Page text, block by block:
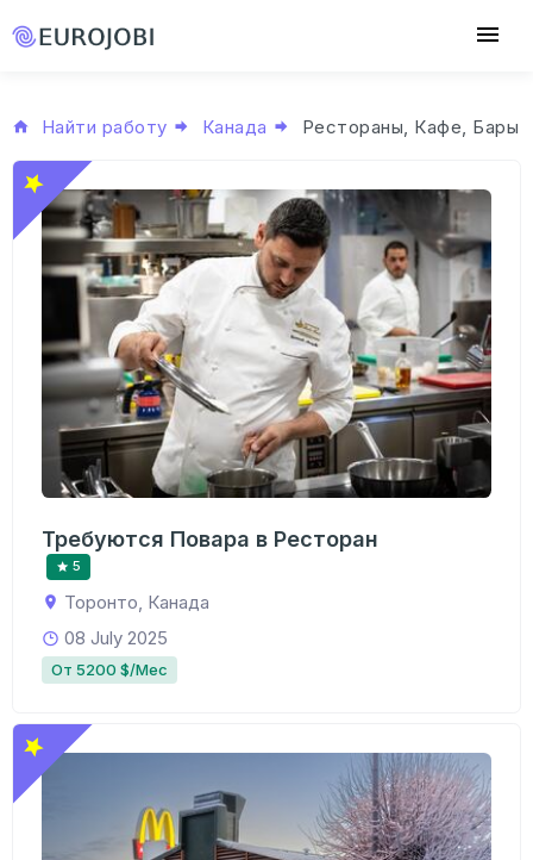
Найти работу Канада Рестораны, Кафе, Бары
Требуются Повара в Ресторан
5
Торонто, Канада
08 July 2025
От 5200 $/Мес